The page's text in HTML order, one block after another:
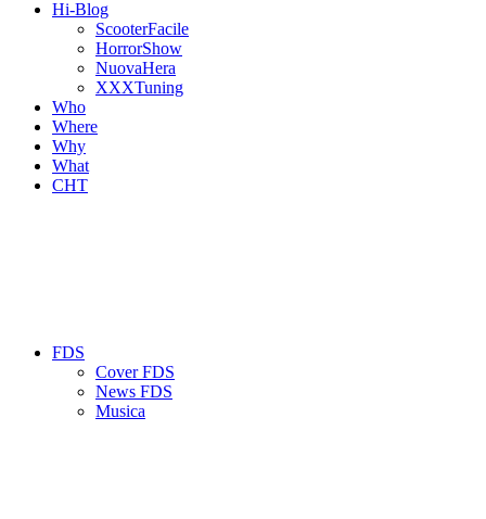
Hi-Blog
ScooterFacile
HorrorShow
NuovaHera
XXXTuning
Who
Where
Why
What
CHT
FDS
Cover FDS
News FDS
Musica